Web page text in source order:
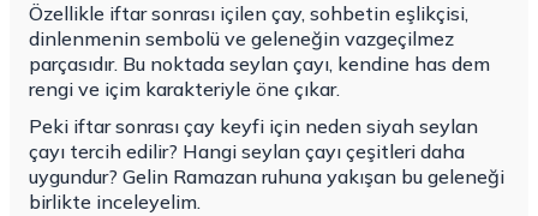
Özellikle iftar sonrası içilen çay, sohbetin eşlikçisi,
dinlenmenin sembolü ve geleneğin vazgeçilmez
parçasıdır. Bu noktada seylan çayı, kendine has dem
rengi ve içim karakteriyle öne çıkar.
Peki iftar sonrası çay keyfi için neden siyah seylan
çayı tercih edilir? Hangi seylan çayı çeşitleri daha
uygundur? Gelin Ramazan ruhuna yakışan bu geleneği
birlikte inceleyelim.